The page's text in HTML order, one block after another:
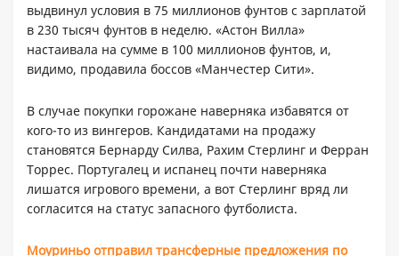
выдвинул условия в 75 миллионов фунтов с зарплатой
в 230 тысяч фунтов в неделю. «Астон Вилла»
настаивала на сумме в 100 миллионов фунтов, и,
видимо, продавила боссов «Манчестер Сити».
В случае покупки горожане наверняка избавятся от
кого-то из вингеров. Кандидатами на продажу
становятся Бернарду Силва, Рахим Стерлинг и Ферран
Торрес. Португалец и испанец почти наверняка
лишатся игрового времени, а вот Стерлинг вряд ли
согласится на статус запасного футболиста.
Моуриньо отправил трансферные предложения по